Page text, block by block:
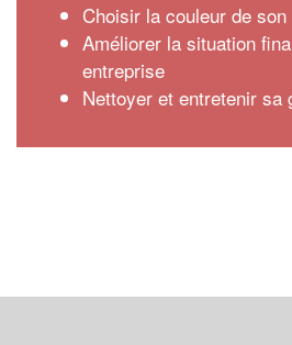
Choisir la couleur de
Améliorer la situation
entreprise
Nettoyer et entretenir sa